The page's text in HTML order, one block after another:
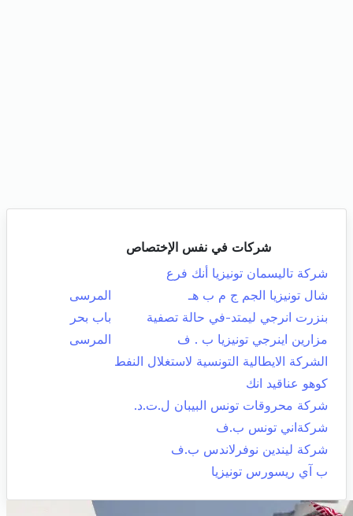
شركات في نفس الإختصاص
شركة تاليسمان تونيزيا أنك فرع
شال تونيزيا الجم ج م ب هـ
المرسى
بنزرت انرجي ليمتد-في حالة تصفية
باب بحر
مزارين اينرجي تونيزيا ب . ف
المرسى
الشركة الايطالية التونسية لاستغلال النفط
كوهو عناقيد انك
شركة محروقات تونس البيبان ل.ت.د.
شركةاني تونس ب.ف
شركة ليندين نوفرلاندس ب.ف
ب آي ريسورس تونيزيا